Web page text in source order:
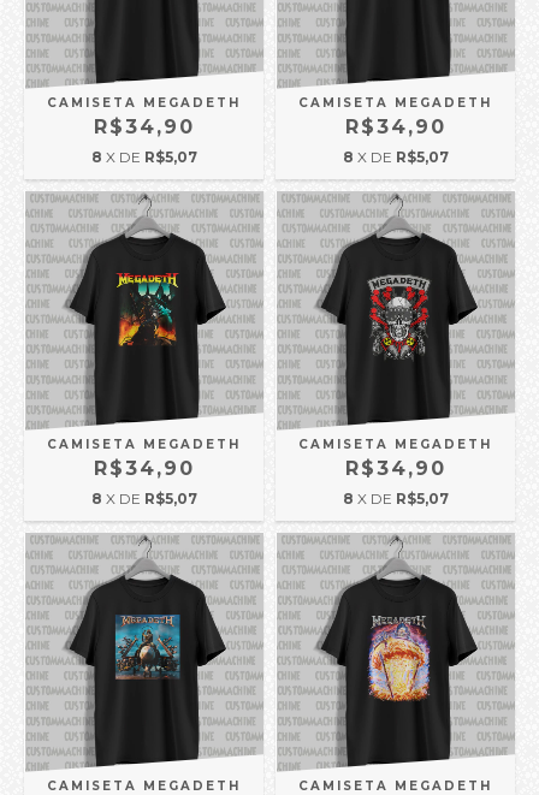
CAMISETA MEGADETH
R$34,90
8 X DE R$5,07
CAMISETA MEGADETH
R$34,90
8 X DE R$5,07
CAMISETA MEGADETH
R$34,90
8 X DE R$5,07
CAMISETA MEGADETH
R$34,90
8 X DE R$5,07
CAMISETA MEGADETH CAMISETA MEGADETH